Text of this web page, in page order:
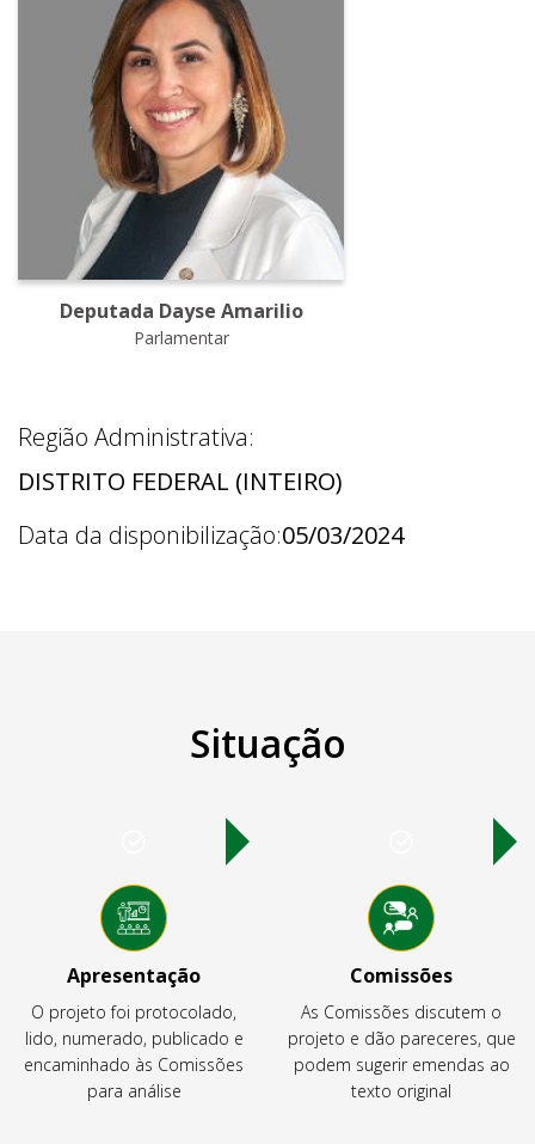
Deputada Dayse Amarilio
Parlamentar
Região Administrativa:
DISTRITO FEDERAL (INTEIRO)
Data da disponibilização:05/03/2024
Situação
Apresentação
O projeto foi protocolado,
lido, numerado, publicado e
encaminhado às Comissões
para análise
Comissões
As Comissões discutem o
projeto e dão pareceres, que
podem sugerir emendas ao
texto original